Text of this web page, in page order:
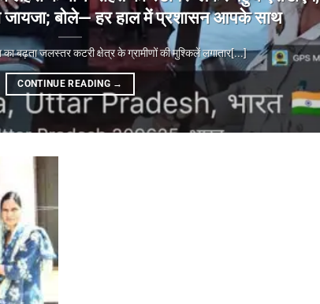
जायजा; बोले— हर हाल में प्रशासन आपके साथ
बढ़ता जलस्तर कटरी क्षेत्र के ग्रामीणों की मुश्किलें लगातार[...]
CONTINUE READING →